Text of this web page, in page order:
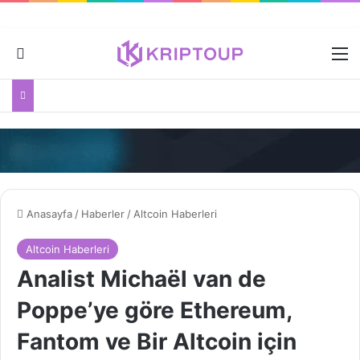
Dış görünümü değiştir
Anasayfa / Haberler / Altcoin Haberleri
Altcoin Haberleri
Analist Michaël van de
Poppe’ye göre Ethereum,
Fantom ve Bir Altcoin için